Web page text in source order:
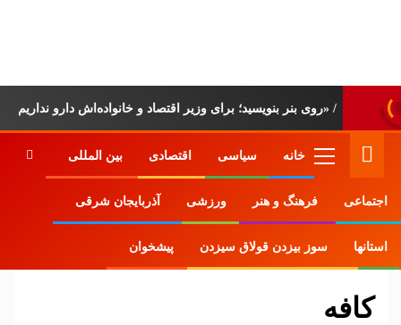
خانه سیاسی اقتصادی بین المللی
اجتماعی فرهنگ و هنر ورزشی آذربایجان شرقی
استانها سوز بیزدن قولاق سیزدن پیشخوان
Home وبلاگ کافه
کافه